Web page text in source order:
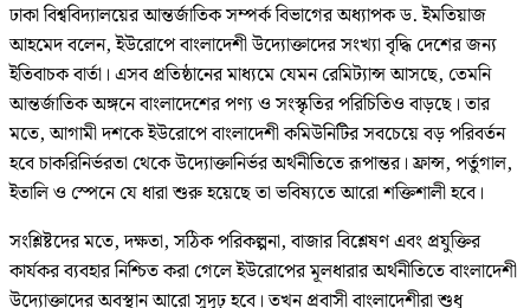
ঢাকা বিশ্ববিদ্যালয়ের আন্তর্জাতিক সম্পর্ক বিভাগের অধ্যাপক ড. ইমতিয়াজ
আহমেদ বলেন, ইউরোপে বাংলাদেশী উদ্যোক্তাদের সংখ্যা বৃদ্ধি দেশের জন্য
ইতিবাচক বার্তা। এসব প্রতিষ্ঠানের মাধ্যমে যেমন রেমিট্যান্স আসছে, তেমনি
আন্তর্জাতিক অঙ্গনে বাংলাদেশের পণ্য ও সংস্কৃতির পরিচিতিও বাড়ছে। তার
মতে, আগামী দশকে ইউরোপে বাংলাদেশী কমিউনিটির সবচেয়ে বড় পরিবর্তন
হবে চাকরিনির্ভরতা থেকে উদ্যোক্তানির্ভর অর্থনীতিতে রূপান্তর। ফ্রান্স, পর্তুগাল,
ইতালি ও স্পেনে যে ধারা শুরু হয়েছে তা ভবিষ্যতে আরো শক্তিশালী হবে।
সংশ্লিষ্টদের মতে, দক্ষতা, সঠিক পরিকল্পনা, বাজার বিশ্লেষণ এবং প্রযুক্তির
কার্যকর ব্যবহার নিশ্চিত করা গেলে ইউরোপের মূলধারার অর্থনীতিতে বাংলাদেশী
উদ্যোক্তাদের অবস্থান আরো সুদৃঢ় হবে। তখন প্রবাসী বাংলাদেশীরা শুধু